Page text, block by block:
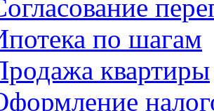
по шагам
квартиры